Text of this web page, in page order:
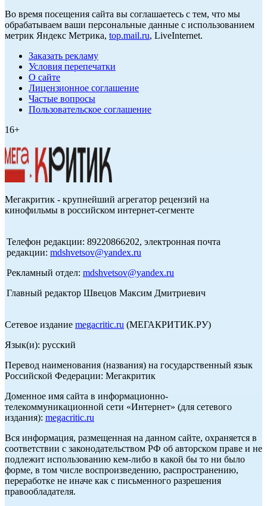
Во время посещения сайта вы соглашаетесь с тем, что мы
обрабатываем ваши персональные данные с использованием
метрик Яндекс Метрика, top.mail.ru, LiveInternet.
Заказать рекламу
Условия перепечатки
О сайте
Лицензионное соглашение
Частые вопросы
Пользовательское соглашение
16+
Мегакритик - крупнейший агрегатор рецензий на
кинофильмы в российском интернет-сегменте
Телефон редакции: 89220866202, электронная почта
редакции: mdshvetsov@yandex.ru
Рекламный отдел: mdshvetsov@yandex.ru
Главный редактор Швецов Максим Дмитриевич
Сетевое издание megacritic.ru (МЕГАКРИТИК.РУ)
Язык(и): русский
Перевод наименования (названия) на государственный язык
Российской Федерации: Мегакритик
Доменное имя сайта в информационно-
телекоммуникационной сети «Интернет» (для сетевого
издания): megacritic.ru
Вся информация, размещенная на данном сайте, охраняется в
соответствии с законодательством РФ об авторском праве и не
подлежит использованию кем-либо в какой бы то ни было
форме, в том числе воспроизведению, распространению,
переработке не иначе как с письменного разрешения
правообладателя.